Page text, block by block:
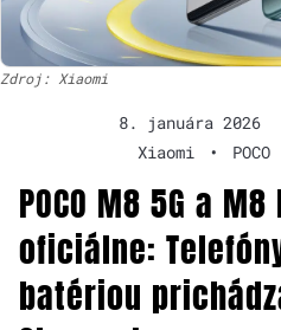
Zdroj: Xiaomi
8. januára 2026
Xiaomi
• POCO
POCO M8 5G a M8
oficiálne:
batériou